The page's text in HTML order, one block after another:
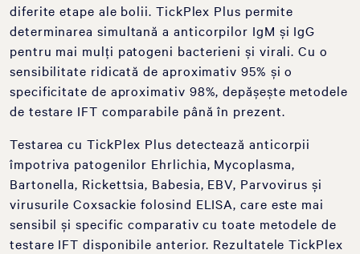
diferite etape ale bolii. TickPlex Plus permite
determinarea simultană a anticorpilor IgM și IgG
pentru mai mulți patogeni bacterieni și virali. Cu o
sensibilitate ridicată de aproximativ 95% și o
specificitate de aproximativ 98%, depășește metodele
de testare IFT comparabile până în prezent.
Testarea cu TickPlex Plus detectează anticorpii
împotriva patogenilor Ehrlichia, Mycoplasma,
Bartonella, Rickettsia, Babesia, EBV, Parvovirus și
virusurile Coxsackie folosind ELISA, care este mai
sensibil și specific comparativ cu toate metodele de
testare IFT disponibile anterior. Rezultatele TickPlex